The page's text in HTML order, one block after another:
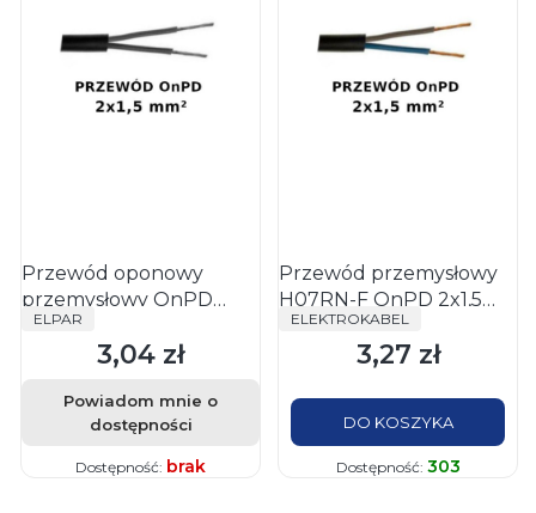
Przewód oponowy
przemysłowy OnPD
H07RN-F 2X1,5 - Elpar
PRODUCENT
ELPAR
Cena
3,04 zł
Powiadom mnie o
dostępności
Dostępność: brak
Przewód przemysłowy
H07RN-F OnPD 2x1,5
gumowy oponowy
czarny Elektrokabel
PRODUCENT
ELEKTROKABEL
Cena
3,27 zł
DO KOSZYKA
Dostępność: 303